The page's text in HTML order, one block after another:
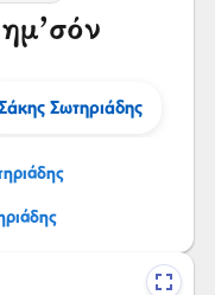
Σωτηριάδης